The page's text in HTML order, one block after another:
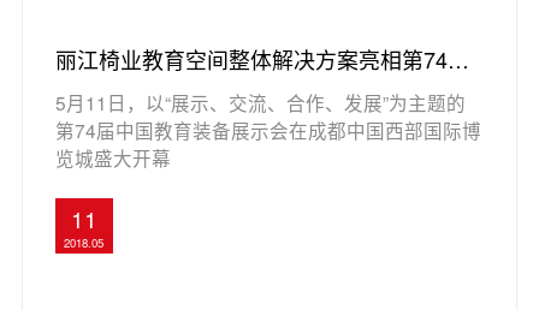
丽江椅业教育空间整体解决方案亮相第74届
中国教育装备展
5月11日，以“展示、交流、合作、发展”为主题的
第74届中国教育装备展示会在成都中国西部国际博
览城盛大开幕
11
2018.05